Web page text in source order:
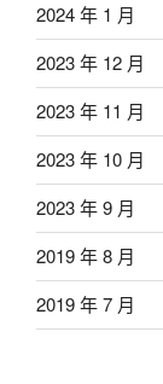
2024 年 1 月
2023 年 12 月
2023 年 11 月
2023 年 10 月
2023 年 9 月
2019 年 8 月
2019 年 7 月